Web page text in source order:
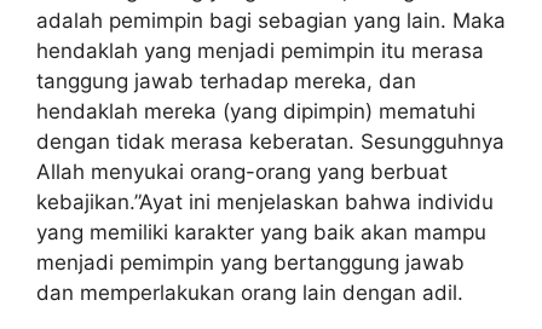
adalah pemimpin bagi sebagian yang lain. Maka
hendaklah yang menjadi pemimpin itu merasa
tanggung jawab terhadap mereka, dan
hendaklah mereka (yang dipimpin) mematuhi
dengan tidak merasa keberatan. Sesungguhnya
Allah menyukai orang-orang yang berbuat
kebajikan.”Ayat ini menjelaskan bahwa individu
yang memiliki karakter yang baik akan mampu
menjadi pemimpin yang bertanggung jawab
dan memperlakukan orang lain dengan adil.